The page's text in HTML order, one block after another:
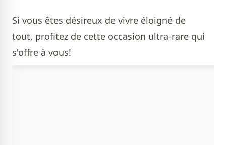
Si vous êtes désireux de vivre éloigné de
tout, profitez de cette occasion ultra-rare qui
s'offre à vous!